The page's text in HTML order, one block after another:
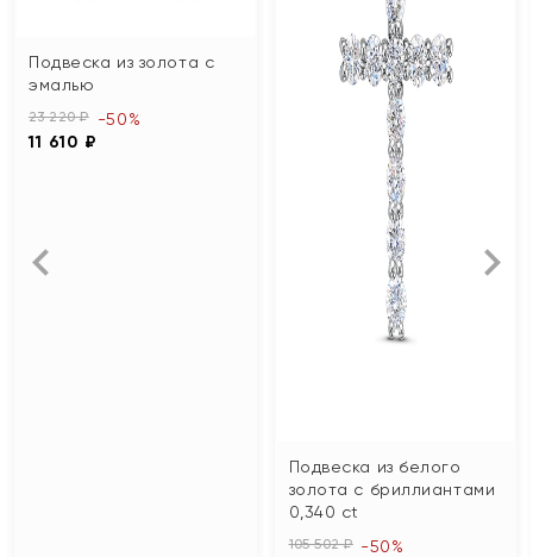
Подвеска из золота с
эмалью
23 220 ₽
11 610 ₽
-50%
Подвеска из белого
золота с бриллиантами
0,340 сt
105 502 ₽ -50%